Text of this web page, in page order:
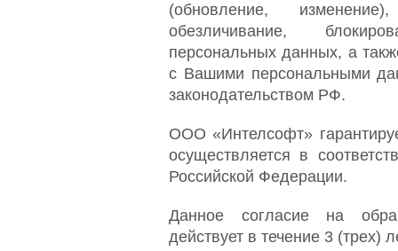
(обновление,
обезличивание,
персональных данных, а
с Вашими персональными
законодательством РФ.
ООО «Интелсофт»
осуществляется в
Российской Федерации.
Данное согласие на
действует в течение 3 (трех)